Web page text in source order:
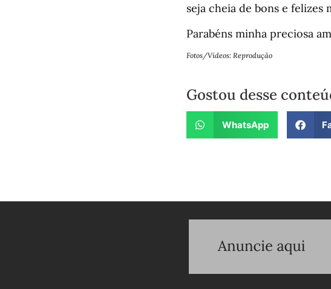
seja cheia de bons e felizes
Parabéns minha preciosa
Fotos/Vídeos: Reprodução
Gostou desse
WhatsApp